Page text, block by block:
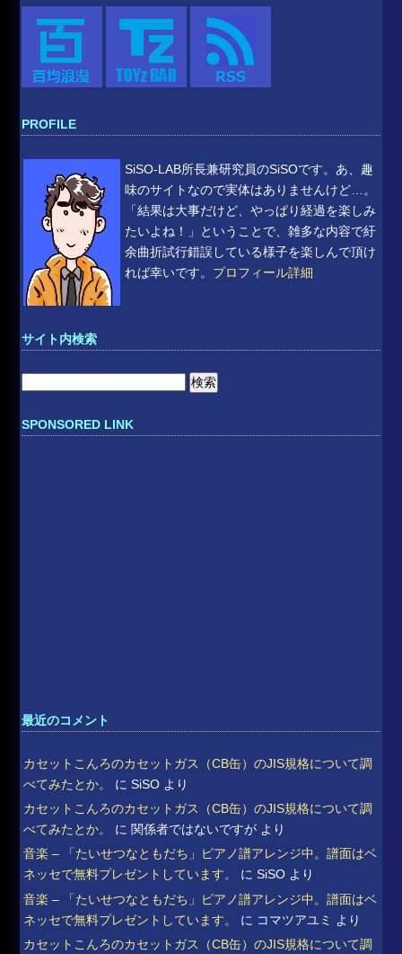
PROFILE
SiSO-LAB所長兼研究員のSiSOです。あ、趣
味のサイトなので実体はありませんけど…。
「結果は大事だけど、やっぱり経過を楽しみ
たいよね！」ということで、雑多な内容で紆
余曲折試行錯誤している様子を楽しんで頂け
れば幸いです。 プロフィール詳細
サイト内検索
SPONSORED LINK
最近のコメント
カセットこんろのカセットガス（CB缶）のJIS規格について調
べてみたとか。
にSiSO より
カセットこんろのカセットガス（CB缶）のJIS規格について調
べてみたとか。
に 関係者ではないですが より
音楽 – 「たいせつなともだち」ピアノ譜アレンジ中。譜面はベ
ネッセで無料プレゼントしています。
にSiSO より
音楽 – 「たいせつなともだち」ピアノ譜アレンジ中。譜面はベ
ネッセで無料プレゼントしています。
に コマツアユミ
より
カセットこんろのカセットガス（CB缶）のJIS規格について調